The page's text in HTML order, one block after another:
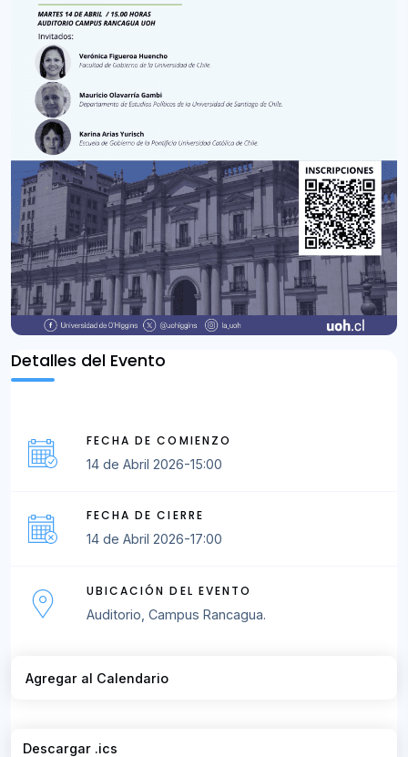
Detalles del Evento
FECHA DE COMIENZO
14 de Abril 2026-15:00
FECHA DE CIERRE
14 de Abril 2026-17:00
UBICACIÓN DEL EVENTO
Auditorio, Campus Rancagua.
Agregar al Calendario
Descargar .ics